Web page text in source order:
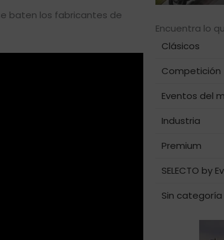
baten los fabricantes de
Encuentra lo
Clásicos
Competición
Eventos del
Industria
Premium
SELECTO by
Sin categoría